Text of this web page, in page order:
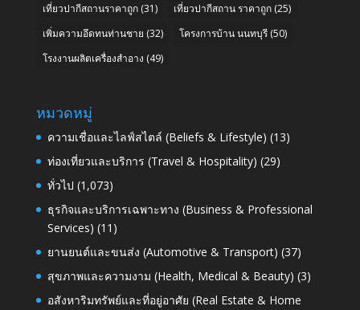
เที่ยวปากีสถานราคาถูก(31) เที่ยวปากีสถาน ราคาถูก(25)
เพิ่มความอึดทนท่านชาย (32) โครงการบ้าน นนทบุรี(50)
โรงงานผลิตเครื่องสำอาง (49)
หมวดหมู่
ความเชื่อและไลฟ์สไตล์ (Beliefs & Lifestyle) (13)
ท่องเที่ยวและบริการ (Travel & Hospitality) (29)
ทั่วไป (1,073)
ธุรกิจและบริการเฉพาะทาง (Business & Professional
Services) (11)
ยานยนต์และขนส่ง (Automotive & Transport) (37)
สุขภาพและความงาม (Health, Medical & Beauty) (3)
อสังหาริมทรัพย์และที่อยู่อาศัย (Real Estate & Home